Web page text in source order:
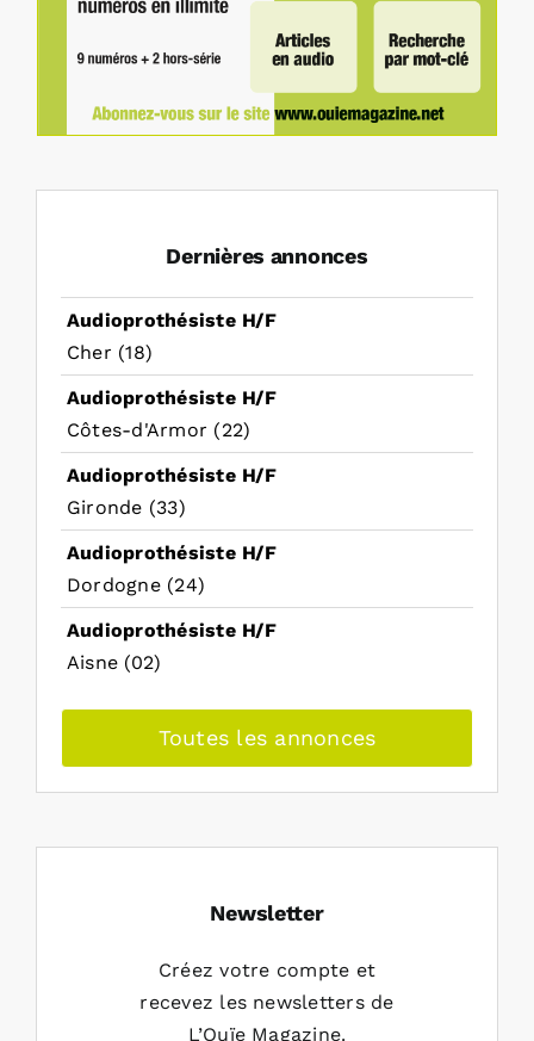
Dernières annonces
Audioprothésiste H/F
Cher (18)
Audioprothésiste H/F
Côtes-d'Armor (22)
Audioprothésiste H/F
Gironde (33)
Audioprothésiste H/F
Dordogne (24)
Audioprothésiste H/F
Aisne (02)
Toutes les annonces
Newsletter
Créez votre compte et
recevez les newsletters de
L’Ouïe Magazine.